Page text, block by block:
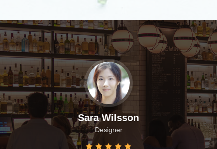
Jena Karlis
Store Owner